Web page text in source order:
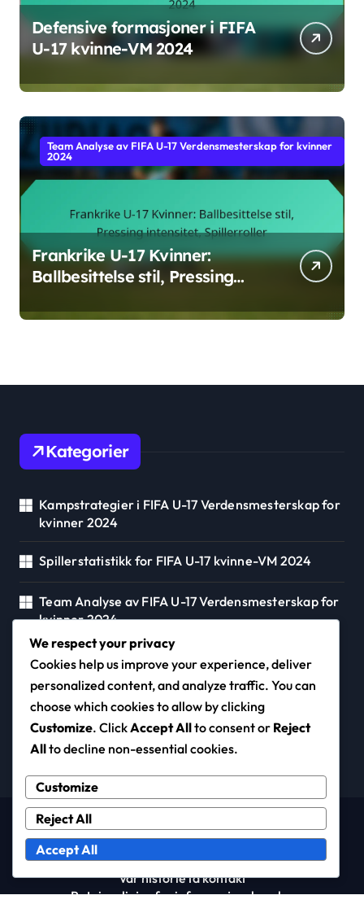
Defensive formasjoner i FIFA
U-17 kvinne-VM 2024
Team Analyse av FIFA U-17 Verdensmesterskap for kvinner
2024
Frankrike U-17 Kvinner:
Ballbesittelse stil, Pressing
Kategorier
Kampstrategier i FIFA U-17 Verdensmesterskap for
kvinner 2024
Spillerstatistikk for FIFA U-17 kvinne-VM 2024
Team Analyse av FIFA U-17 Verdensmesterskap for
kvinner 2024
club-siemens.com
Copyright © All rights reserved|Newspaperupby
Vår historieTa kontakt
Retningslinjer for informasjonskapsler
We respect your privacy
Cookies help us improve your experience, deliver
personalized content, and analyze traffic. You can
choose which cookies to allow by clicking
Customize. ClickAccept Allto consent or Reject
Allto decline non-essential cookies.
Customize
Reject All
Accept All